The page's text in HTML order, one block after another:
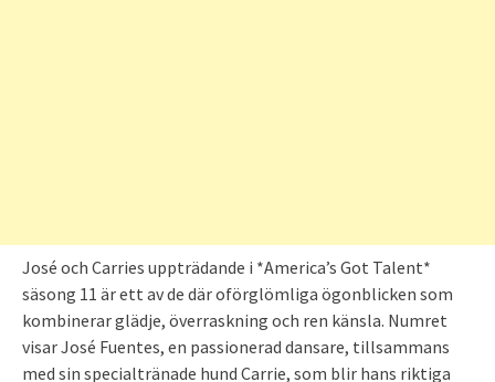
José och Carries uppträdande i *America’s Got Talent*
säsong 11 är ett av de där oförglömliga ögonblicken som
kombinerar glädje, överraskning och ren känsla. Numret
visar José Fuentes, en passionerad dansare, tillsammans
med sin specialtränade hund Carrie, som blir hans riktiga